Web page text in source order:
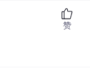
赞